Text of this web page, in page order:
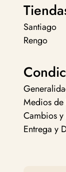
Santiago
Rengo
Medios de
Cambios
Entrega y